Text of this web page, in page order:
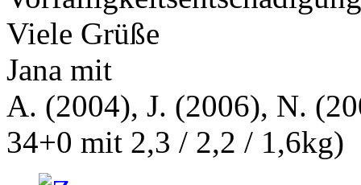
Viele Grüße
Jana mit
A. (2004), J. (2006), N.
34+0 mit 2,3 / 2,2 / 1,6kg)